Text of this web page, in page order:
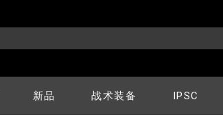
新品 战术装备 IPSC